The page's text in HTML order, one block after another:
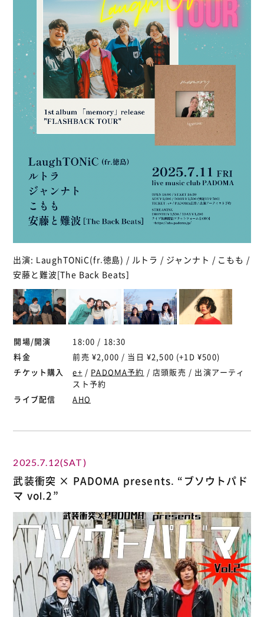
出演: LaughTONiC(fr.徳島) / ルトラ / ジャンナト / こもも /
安藤と難波[The Back Beats]
開場/開演
18:00 / 18:30
料金
前売 ¥2,000 / 当日 ¥2,500 (+1D ¥500)
チケット購入
e+ / PADOMA予約 / 店頭販売 / 出演アーティ
スト予約
ライブ配信
AHO
2025.7.12(SAT)
武装衝突 × PADOMA presents. “ブソウトパド
マ vol.2”